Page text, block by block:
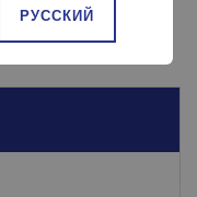
РУССКИЙ